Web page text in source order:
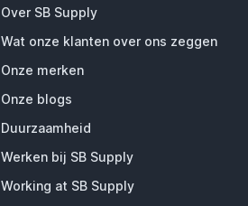
Over SB Supply
Wat onze klanten over ons zeggen
Onze merken
Onze blogs
Duurzaamheid
Werken bij SB Supply
Working at SB Supply